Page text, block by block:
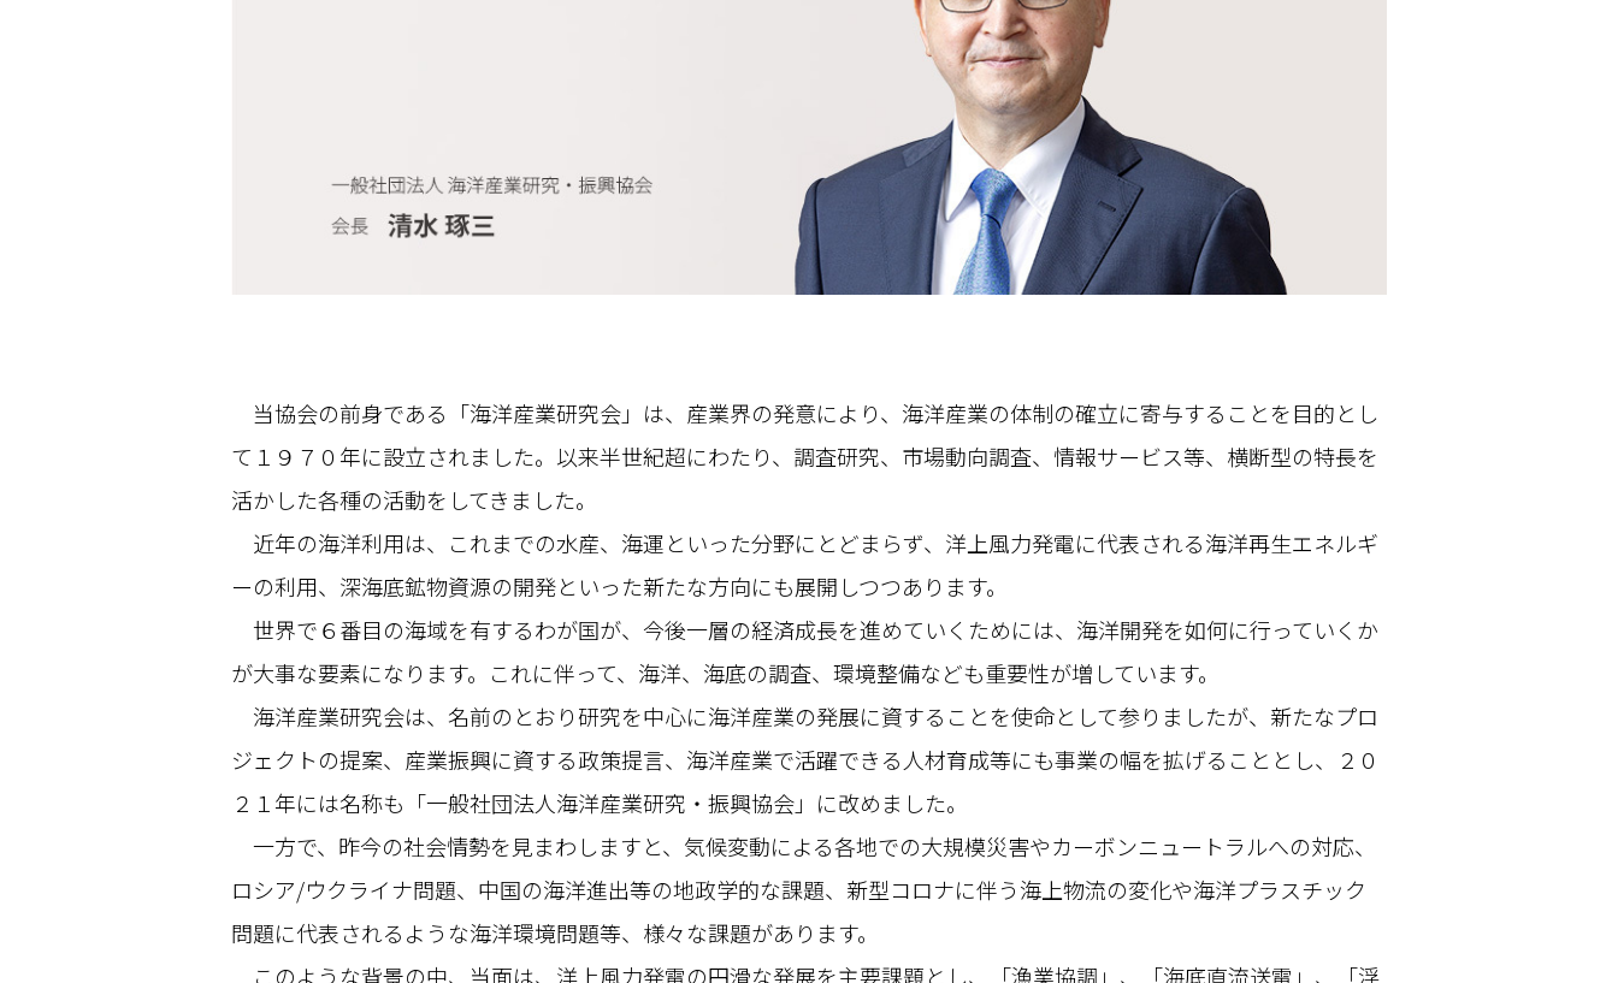
当協会の前身である「海洋産業研究会」は、産業界の発意により、海洋産業の体制の確立に寄与することを目的とし
て１９７０年に設立されました。以来半世紀超にわたり、調査研究、市場動向調査、情報サービス等、横断型の特長を
活かした各種の活動をしてきました。
近年の海洋利用は、これまでの水産、海運といった分野にとどまらず、洋上風力発電に代表される海洋再生エネルギ
ーの利用、深海底鉱物資源の開発といった新たな方向にも展開しつつあります。
世界で６番目の海域を有するわが国が、今後一層の経済成長を進めていくためには、海洋開発を如何に行っていくか
が大事な要素になります。これに伴って、海洋、海底の調査、環境整備なども重要性が増しています。
海洋産業研究会は、名前のとおり研究を中心に海洋産業の発展に資することを使命として参りましたが、新たなプロ
ジェクトの提案、産業振興に資する政策提言、海洋産業で活躍できる人材育成等にも事業の幅を拡げることとし、２０
２１年には名称も「一般社団法人海洋産業研究・振興協会」に改めました。
一方で、昨今の社会情勢を見まわしますと、気候変動による各地での大規模災害やカーボンニュートラルへの対応、
ロシア/ウクライナ問題、中国の海洋進出等の地政学的な課題、新型コロナに伴う海上物流の変化や海洋プラスチック
問題に代表されるような海洋環境問題等、様々な課題があります。
このような背景の中、当面は、洋上風力発電の円滑な発展を主要課題とし、「漁業協調」、「海底直流送電」、「浮